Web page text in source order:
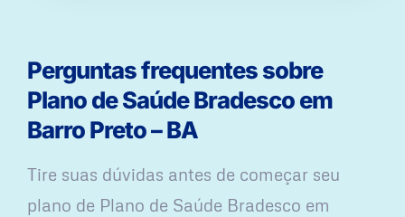
Perguntas frequentes sobre
Plano de Saúde Bradesco em
Barro Preto – BA
Tire suas dúvidas antes de começar seu
plano ​de Plano de Saúde Bradesco em